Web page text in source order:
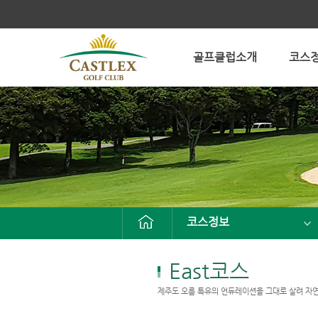
골프클럽소개 코스
코스정보
East코스
제주도 오름 특유의 언듀레이션을 그대로 살려 자